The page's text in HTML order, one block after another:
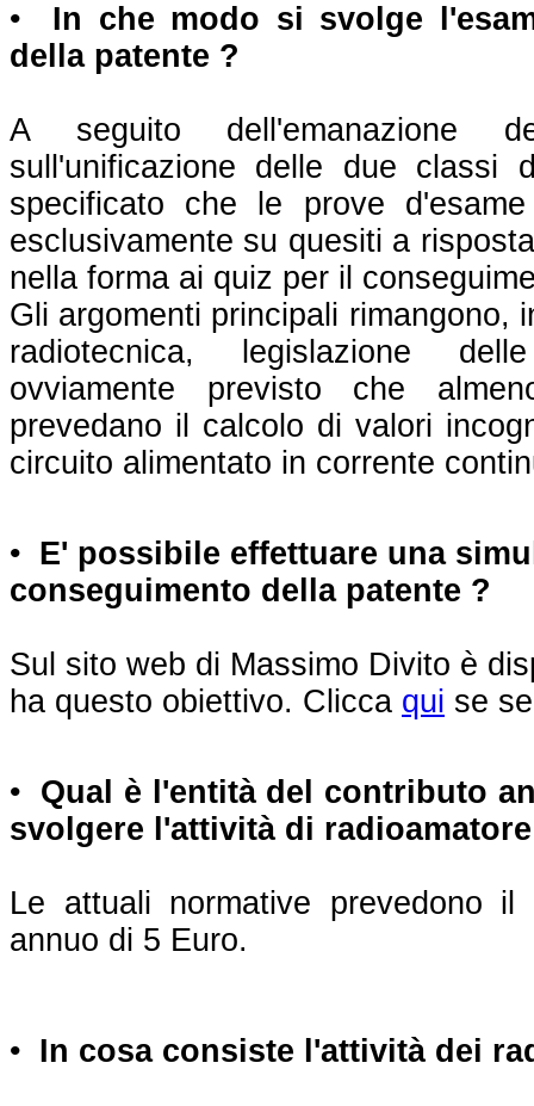
• In che modo si svolge
della patente ?
A seguito dell'emanazione
sull'unificazione delle due classi
specificato che le prove
esclusivamente su quesiti a
nella forma ai quiz per il
Gli argomenti principali rimangono,
radiotecnica, legislazione
ovviamente previsto che
prevedano il calcolo di valori
circuito alimentato in corrente
• E' possibile effettuare una
conseguimento della patente ?
Sul sito web di Massimo Divito è
ha questo obiettivo. Clicca qui se
• Qual è l'entità del contributo
svolgere l'attività di
Le attuali normative prevedono
annuo di 5 Euro.
• In cosa consiste l'attività dei